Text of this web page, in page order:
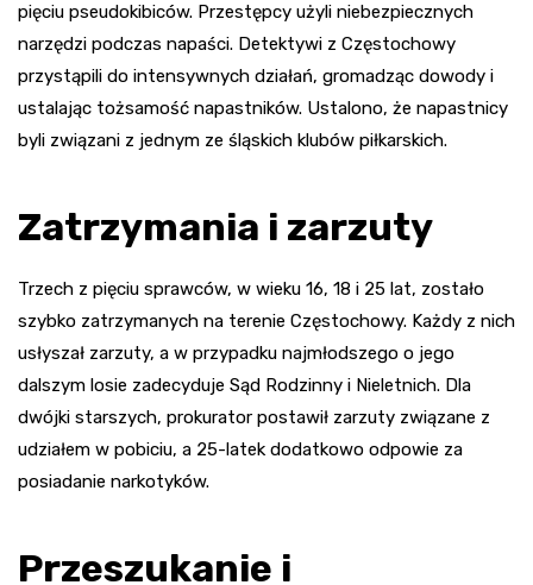
pięciu pseudokibiców. Przestępcy użyli niebezpiecznych
narzędzi podczas napaści. Detektywi z Częstochowy
przystąpili do intensywnych działań, gromadząc dowody i
ustalając tożsamość napastników. Ustalono, że napastnicy
byli związani z jednym ze śląskich klubów piłkarskich.
Zatrzymania i zarzuty
Trzech z pięciu sprawców, w wieku 16, 18 i 25 lat, zostało
szybko zatrzymanych na terenie Częstochowy. Każdy z nich
usłyszał zarzuty, a w przypadku najmłodszego o jego
dalszym losie zadecyduje Sąd Rodzinny i Nieletnich. Dla
dwójki starszych, prokurator postawił zarzuty związane z
udziałem w pobiciu, a 25-latek dodatkowo odpowie za
posiadanie narkotyków.
Przeszukanie i